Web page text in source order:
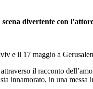
divertente con
e il 17 maggio a
il racconto
innamorato, in una